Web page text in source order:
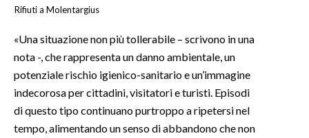
Rifiuti a Molentargius
«Una situazione non più tollerabile – scrivono in una
nota -, che rappresenta un danno ambientale, un
potenziale rischio igienico-sanitario e un’immagine
indecorosa per cittadini, visitatori e turisti. Episodi
di questo tipo continuano purtroppo a ripetersi nel
tempo, alimentando un senso di abbandono che non